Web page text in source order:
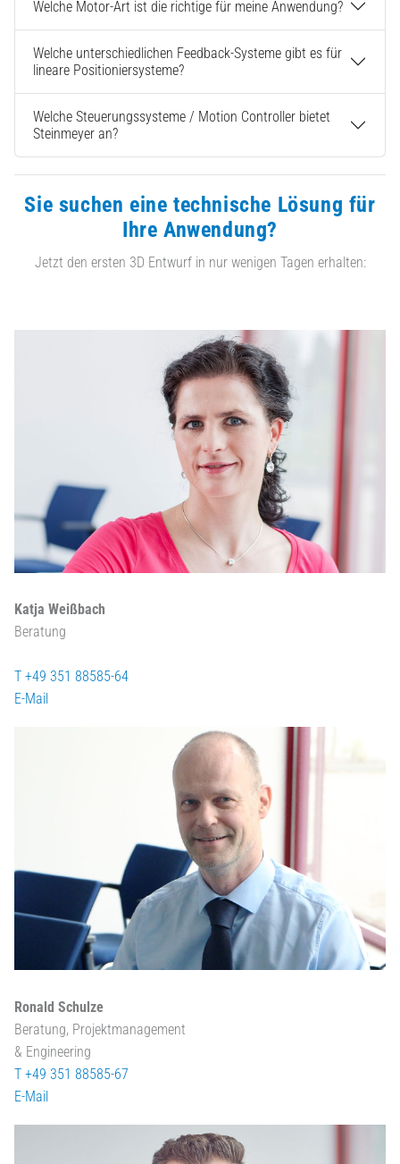
Welche Motor-Art ist die richtige für meine Anwendung?
Welche unterschiedlichen Feedback-Systeme gibt es für
lineare Positioniersysteme?
Welche Steuerungssysteme / Motion Controller bietet
Steinmeyer an?
Sie suchen eine technische Lösung für
Ihre Anwendung?
Jetzt den ersten 3D Entwurf in nur wenigen Tagen erhalten:
Katja Weißbach
Beratung
T +49 351 88585-64
E-Mail
Ronald Schulze
Beratung, Projektmanagement
& Engineering
T +49 351 88585-67
E-Mail